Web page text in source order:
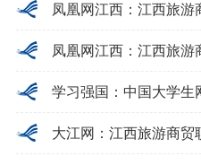
凤凰网江西：江西旅游商贸职业学院“同心圆”实践队：
凤凰网江西：江西旅游商贸职业学院“红心柚”实践
学习强国：中国大学生网球锦标赛及中国高校
大江网：江西旅游商贸职业学院“小桑叶